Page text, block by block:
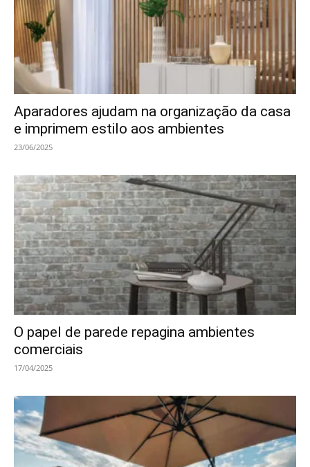
Aparadores ajudam na organização da casa
e imprimem estilo aos ambientes
23/06/2025
O papel de parede repagina ambientes
comerciais
17/04/2025